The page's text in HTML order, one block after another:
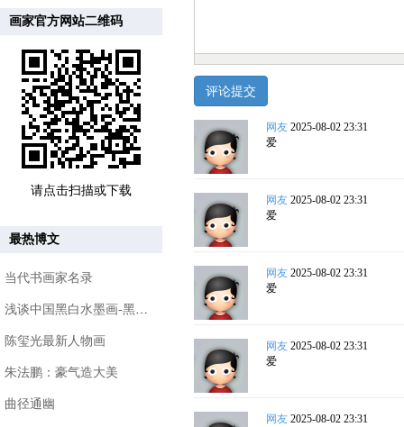
画家官方网站二维码
请点击扫描或下载
最热博文
当代书画家名录
陈玺光最新人物画
朱法鹏：豪气造大美
曲径通幽
网友 2025-08-02 23:31
爱
网友 2025-08-02 23:31
爱
网友 2025-08-02 23:31
爱
网友 2025-08-02 23:31
爱
网友 2025-08-02 23:31